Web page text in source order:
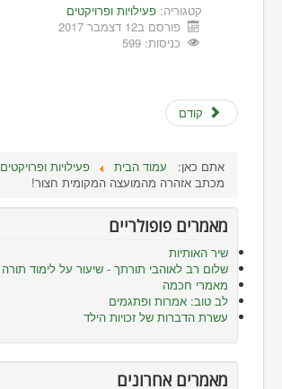
קטגוריה: פעילויות ופרויקטים
פורסם ב12 דצמבר 2017
כניסות: 599
קודם
אתם כאן: עמוד הבית
פעילויות ופרויקטים
מכתב אזהרה מהמועצה המקומית חצור!
מאמרים פופולריים
שיר האותיות
שלום רב לאוהבי תורתך - שיעור על לימוד תורה
מאמרי חכמה
לב טוב: אמרות ופתגמים
עשרת הדברות של זכויות הילד
מאמרים אחרונים